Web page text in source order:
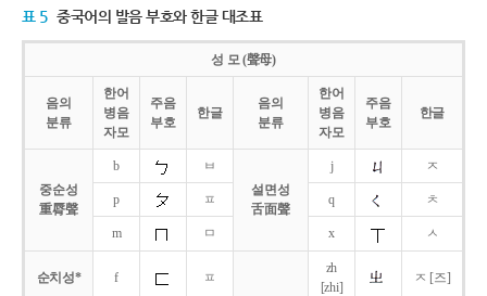
표 5 중국어의 발음 부호와 한글 대조표
성 모 (聲母)
음의
분류
한어
병음
자모
주음
부호
한글
음의
분류
한어
병음
자모
주음
부호
한글
중순성
重脣聲
b
ㅂ
설면성
舌面聲
j ㅈ
p ㅍ q ㅊ
m ㅁ x ㅅ
순치성* f ㅍ
zh
[zhi]
ㅈ [즈]